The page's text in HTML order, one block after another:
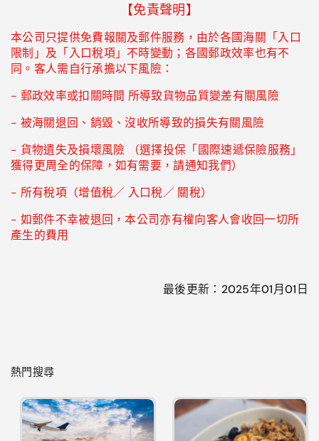
【免責聲明】
本公司只提供免費報關及郵件服務，由於各國海關「入口
限制」及「入口稅項」不時變動；各國郵政效率也有不
同。客人需自行承擔以下風險：
- 郵政效率或扣關時間 所導致貨物品質變差有關風險
- 被海關退回、銷毀、沒收所導致的損失有關風險
- 貨物遺失及損壞風險 （選擇投保「國際速遞保險服務」
獲得更周全的保障，如有需要，請通知我們）
- 所有稅項（增值稅／ 入口稅／ 關稅）
- 如郵件不幸被退回，本公司亦有權向客人會收回一切所
產生的費用
最後更新：2025年01月01日
熱門搜尋